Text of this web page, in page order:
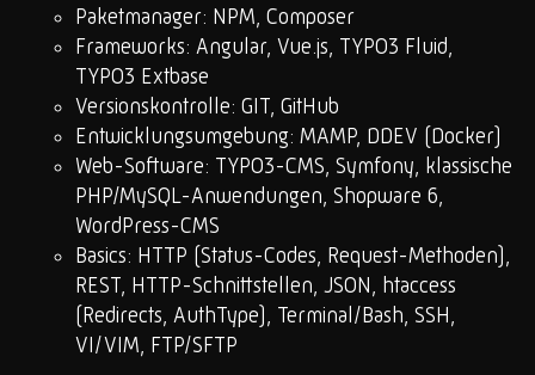
Paketmanager: NPM, Composer
Frameworks: Angular, Vue.js, TYPO3 Fluid,
TYPO3 Extbase
Versionskontrolle: GIT, GitHub
Entwicklungsumgebung: MAMP, DDEV (Docker)
Web-Software: TYPO3-CMS, Symfony, klassische
PHP/MySQL-Anwendungen, Shopware 6,
WordPress-CMS
Basics: HTTP (Status-Codes, Request-Methoden),
REST, HTTP-Schnittstellen, JSON, htaccess
(Redirects, AuthType), Terminal/Bash, SSH,
VI/VIM, FTP/SFTP